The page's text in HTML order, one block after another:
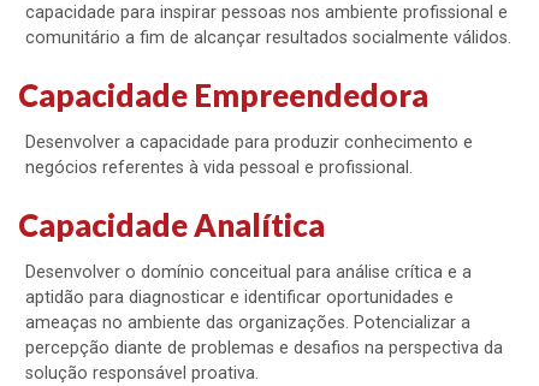
capacidade para inspirar pessoas nos ambiente profissional e
comunitário a fim de alcançar resultados socialmente válidos.
Capacidade Empreendedora
Desenvolver a capacidade para produzir conhecimento e
negócios referentes à vida pessoal e profissional.
Capacidade Analítica
Desenvolver o domínio conceitual para análise crítica e a
aptidão para diagnosticar e identificar oportunidades e
ameaças no ambiente das organizações. Potencializar a
percepção diante de problemas e desafios na perspectiva da
solução responsável proativa.